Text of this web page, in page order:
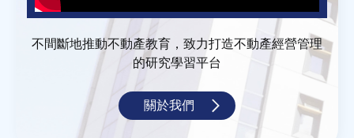
不間斷地推動不動產教育，致力打造不動產經營管理
的研究學習平台
關於我們